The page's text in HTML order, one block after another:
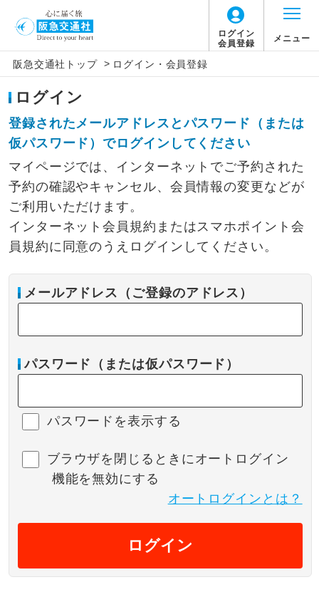
ログイン
会員登録
メニュー
阪急交通社トップ > ログイン・会員登録
ログイン
登録されたメールアドレスとパスワード（または
仮パスワード）でログインしてください
マイページでは、インターネットでご予約された
予約の確認やキャンセル、会員情報の変更などが
ご利用いただけます。
インターネット会員規約またはスマホポイント会
員規約に同意のうえログインしてください。
メールアドレス（ご登録のアドレス）
パスワード（または仮パスワード）
パスワードを表示する
ブラウザを閉じるときにオートログイン
機能を無効にする
オートログインとは？
ログイン